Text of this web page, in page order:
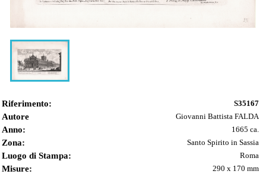
Riferimento: S35167
Autore Giovanni Battista FALDA
Anno: 1665 ca.
Zona: Santo Spirito in Sassia
Luogo di Stampa: Roma
Misure: 290 x 170 mm